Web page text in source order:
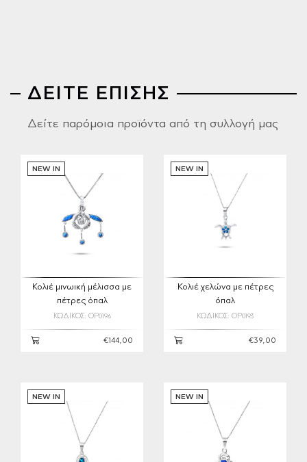
ΔΕΙΤΕ ΕΠΙΣΗΣ
Δείτε παρόμοια προϊόντα από τη συλλογή μας
NEW IN
Κολιέ μινωική μέλισσα με
πέτρες όπαλ
ΚΩΔΙΚΟΣ: OP0196
€144,00
NEW IN
Κολιέ χελώνα με πέτρες
όπαλ
ΚΩΔΙΚΟΣ: OP0193
€39,00
NEW IN NEW IN